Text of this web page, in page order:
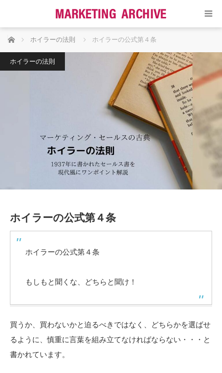
ホーム ホイラーの法則 ホイラーの公式第４条
ホイラーの法則
ホイラーの公式第４条
ホイラーの公式第４条
もしもと聞くな、どちらと聞け！
買うか、買わないかと迫るべきではなく、どちらかを選ばせ
るように、慎重に言葉を組み立てなければならない・・・と
書かれています。